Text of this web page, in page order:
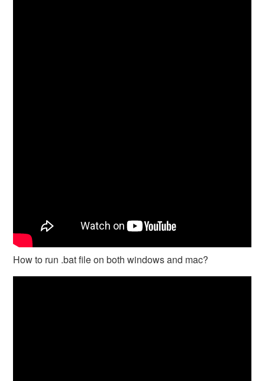
How to run .bat file on both windows and mac?